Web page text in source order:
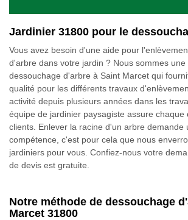
Jardinier 31800 pour le
Vous avez besoin d'une aide pour
d'arbre dans votre jardin ? Nous sommes une
dessouchage d'arbre à Saint Marcet qui
qualité pour les différents travaux
activité depuis plusieurs années dans les
équipe de jardinier paysagiste assure chaque
clients. Enlever la racine d'un arbre demande
compétence, c'est pour cela que nous
jardiniers pour vous. Confiez-nous votre
de devis est gratuite.
Notre méthode de dessouchage
Marcet 31800